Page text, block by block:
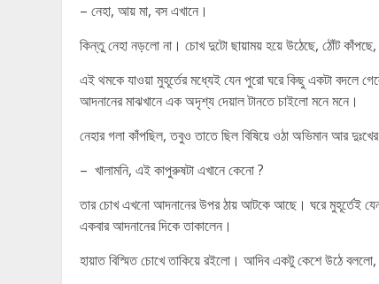
– নেহা, আয় মা, বস এখানে।
কিন্তু নেহা নড়লো না। চোখ দুটো ছায়াময় হয়ে উঠেছে, ঠোঁট
এই থমকে যাওয়া মুহূর্তের মধ্যেই যেন পুরো ঘরে কিছু একটা বদলে
আদনানের মাঝখানে এক অদৃশ্য দেয়াল টানতে চাইলো মনে মনে।
নেহার গলা কাঁপছিল, তবুও তাতে ছিল বিষিয়ে ওঠা অভিমান আর
– খালামনি, এই কাপুরুষটা এখানে কেনো ?
তার চোখ এখনো আদনানের উপর ঠায় আটকে আছে। ঘরে মুহূর্তেই
একবার আদনানের দিকে তাকালেন।
হায়াত বিস্মিত চোখে তাকিয়ে রইলো। আদিব একটু কেশে উঠে বললো,